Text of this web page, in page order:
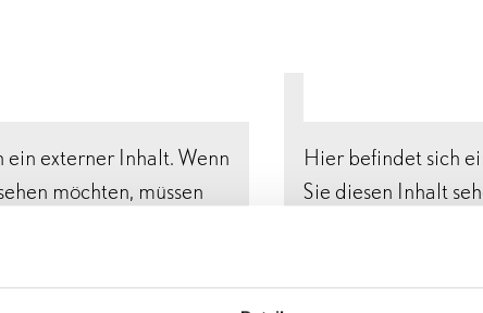
meets New Media“, herausgegeben vom
ein externer Inhalt. Wenn
möchten, müssen
Weitere
Hier befindet sich
Sie diesen Inhalt
wir technische
Drittinhalts